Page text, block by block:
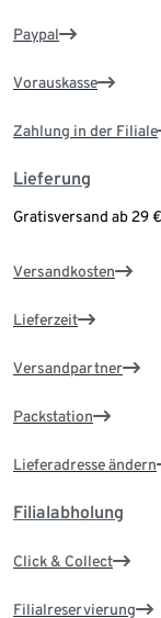
Paypal
Vorauskasse
Zahlung in der Filiale
Lieferung
Gratisversand ab 29
Versandkosten
Lieferzeit
Versandpartner
Packstation
Lieferadresse ändern
Filialabholung
Click & Collect
Filialreservierung